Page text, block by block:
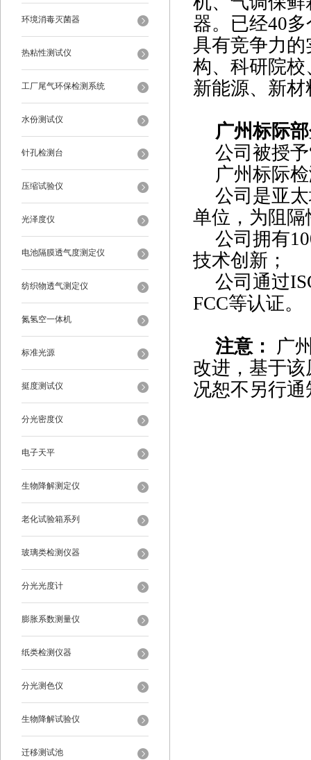
环境消毒灭菌器
热粘性测试仪
工厂尾气环保检测系统
水份测试仪
针孔检测台
压缩试验仪
光泽度仪
电池隔膜透气度测定仪
纺织物透气测定仪
氮氢空一体机
标准光源
挺度测试仪
分光密度仪
电子天平
生物降解测定仪
老化试验箱系列
玻璃类检测仪器
分光光度计
膨胀系数测量仪
纸类检测仪器
分光测色仪
生物降解试验仪
迁移测试池
器。已经40
具有竞争力
构、科研院
新能源、新
广州标际
公司被授予
广州标际
公司是亚
单位，为阻
公司拥有
技术创新；
公司通过
FCC等认证。
注意：
广
改进，基于
况恕不另行